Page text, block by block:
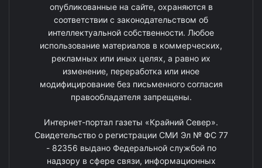
опубликованные на сайте, охраняются в
соответствии с законодательством об
интеллектуальной собственности. Любое
использование материалов в коммерческих,
рекламных или иных целях, а равно их
изменение, переработка или иное
модифицирование без письменного согласия
правообладателя запрещены.
Интернет-портал газеты «Крайний Север».
Свидетельство о регистрации СМИ Эл № ФС 77
- 82356 выдано Федеральной службой по
надзору в сфере связи, информационных